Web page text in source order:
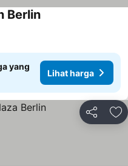
BerlinLihat harga
yang
Lihat harga
Bagikan